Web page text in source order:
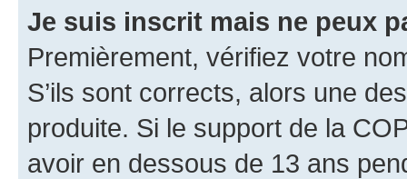
Je suis inscrit mais ne peux
Premièrement, vérifiez votre
S’ils sont corrects, alors une
produite. Si le support de la
avoir en dessous de 13 ans